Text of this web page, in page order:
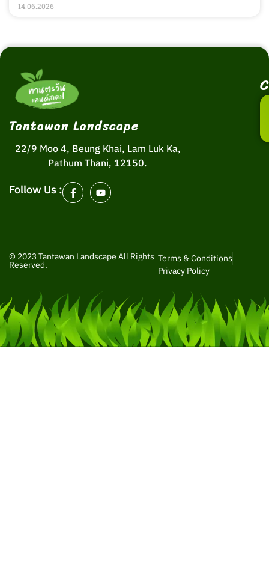
14.06.2026
Tantawan Landscape
22/9 Moo 4, Beung Khai, Lam Luk Ka,
Pathum Thani, 12150.
Follow Us :
© 2023 Tantawan Landscape All Rights
Reserved.
Terms & Conditions
Privacy Policy